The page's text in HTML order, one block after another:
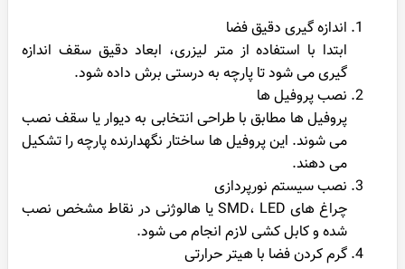
اندازه گیری دقیق فضا
ابتدا با استفاده از متر لیزری، ابعاد دقیق سقف اندازه
گیری می شود تا پارچه به درستی برش داده شود.
نصب پروفیل ها
پروفیل ها مطابق با طراحی انتخابی به دیوار یا سقف نصب
می شوند. این پروفیل ها ساختار نگهدارنده پارچه را تشکیل
می دهند.
نصب سیستم نورپردازی
چراغ های SMD، LED یا هالوژنی در نقاط مشخص نصب
شده و کابل کشی لازم انجام می شود.
گرم کردن فضا با هیتر حرارتی